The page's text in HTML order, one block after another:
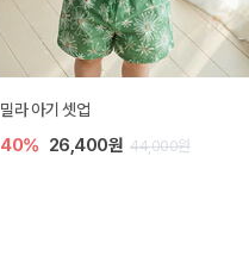
베티 니트 아기 민소매 티셔츠
10% 24,300원 27,000원